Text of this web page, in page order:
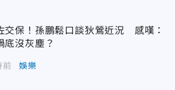
交保！孫鵬鬆口談狄鶯近況 感嘆：
底沒灰塵？
前 娛樂